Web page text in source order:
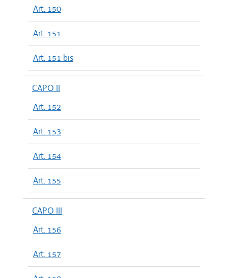
Art. 150
Art. 151
Art. 151 bis
CAPO II
Art. 152
Art. 153
Art. 154
Art. 155
CAPO III
Art. 156
Art. 157